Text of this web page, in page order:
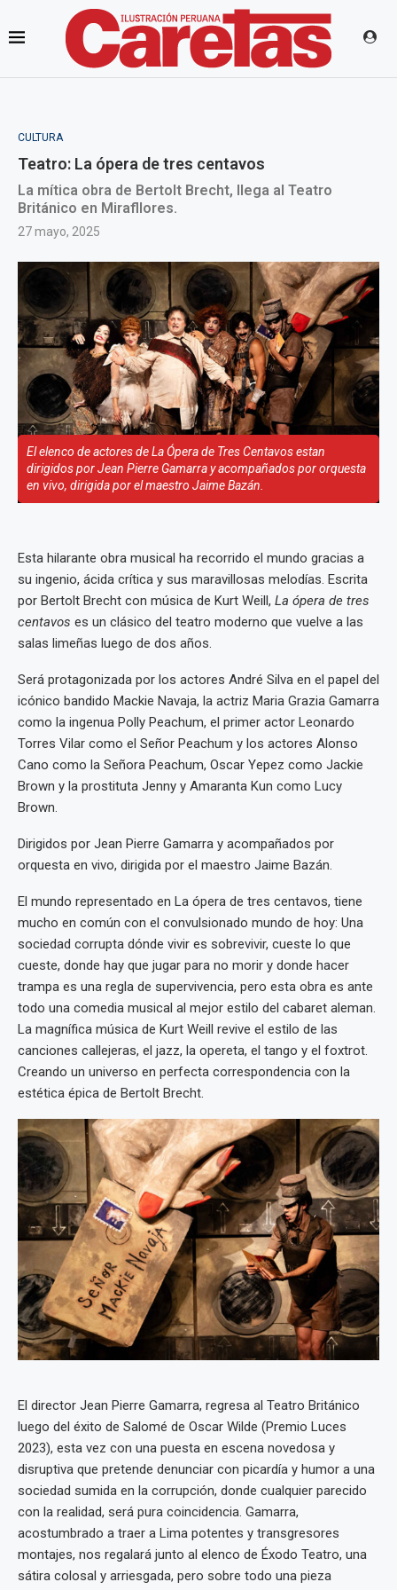
CULTURA
Teatro: La ópera de tres centavos
La mítica obra de Bertolt Brecht, llega al Teatro
Británico en Mirafllores.
27 mayo, 2025
El elenco de actores de La Ópera de Tres Centavos estan
dirigidos por Jean Pierre Gamarra y acompañados por orquesta
en vivo, dirigida por el maestro Jaime Bazán.
Esta hilarante obra musical ha recorrido el mundo gracias a
su ingenio, ácida crítica y sus maravillosas melodías. Escrita
por Bertolt Brecht con música de Kurt Weill, La ópera de tres
centavos es un clásico del teatro moderno que vuelve a las
salas limeñas luego de dos años.
Será protagonizada por los actores André Silva en el papel del
icónico bandido Mackie Navaja, la actriz Maria Grazia Gamarra
como la ingenua Polly Peachum, el primer actor Leonardo
Torres Vilar como el Señor Peachum y los actores Alonso
Cano como la Señora Peachum, Oscar Yepez como Jackie
Brown y la prostituta Jenny y Amaranta Kun como Lucy
Brown.
Dirigidos por Jean Pierre Gamarra y acompañados por
orquesta en vivo, dirigida por el maestro Jaime Bazán.
El mundo representado en La ópera de tres centavos, tiene
mucho en común con el convulsionado mundo de hoy: Una
sociedad corrupta dónde vivir es sobrevivir, cueste lo que
cueste, donde hay que jugar para no morir y donde hacer
trampa es una regla de supervivencia, pero esta obra es ante
todo una comedia musical al mejor estilo del cabaret aleman.
La magnífica música de Kurt Weill revive el estilo de las
canciones callejeras, el jazz, la opereta, el tango y el foxtrot.
Creando un universo en perfecta correspondencia con la
estética épica de Bertolt Brecht.
El director Jean Pierre Gamarra, regresa al Teatro Británico
luego del éxito de Salomé de Oscar Wilde (Premio Luces
2023), esta vez con una puesta en escena novedosa y
disruptiva que pretende denunciar con picardía y humor a una
sociedad sumida en la corrupción, donde cualquier parecido
con la realidad, será pura coincidencia. Gamarra,
acostumbrado a traer a Lima potentes y transgresores
montajes, nos regalará junto al elenco de Éxodo Teatro, una
sátira colosal y arriesgada, pero sobre todo una pieza